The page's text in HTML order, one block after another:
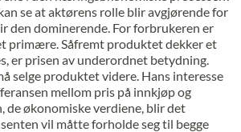
se at aktørens rolle blir avgjørende for
den dominerende. For forbrukeren er
primære. Såfremt produktet dekker et
er prisen av underordnet betydning.
selge produktet videre. Hans interesse
mellom pris på innkjøp og
de økonomiske verdiene, blir det
vil måtte forholde seg til begge